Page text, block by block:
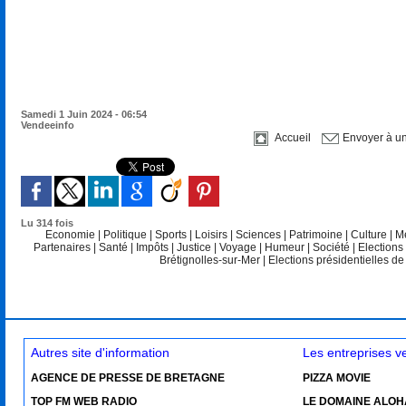
Samedi 1 Juin 2024 - 06:54
Vendeeinfo
Accueil Envoyer à
Lu 314 fois
Economie | Politique |Sports | Loisirs |Sciences | Patrimoine |Culture |
Partenaires |Santé | Impôts |Justice |Voyage | Humeur |Société |
Brétignolles-sur-Mer | Elections présidentielles
Autres site d'information
AGENCE DE PRESSE DE BRETAGNE
TOP FM WEB RADIO
Les entreprises
PIZZA MOVIE
LE DOMAINE